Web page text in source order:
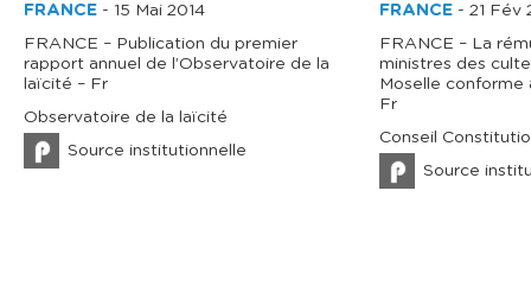
FRANCE - 15 Mai 2014
FRANCE – Publication du premier
rapport annuel de l’Observatoire de la
laïcité – Fr
Observatoire de la laïcité
Source institutionnelle
FRANCE- 21 Fév
FRANCE – La
ministres des
Moselle conforme
Fr
Conseil
Source